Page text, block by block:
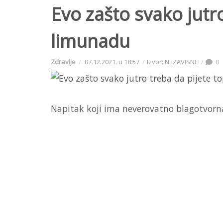
Evo zašto svako
limunadu
Zdravlje 07.12.2021. u 18:57 Izvor: NEZAVISNE 0
Napitak koji ima neverovatno